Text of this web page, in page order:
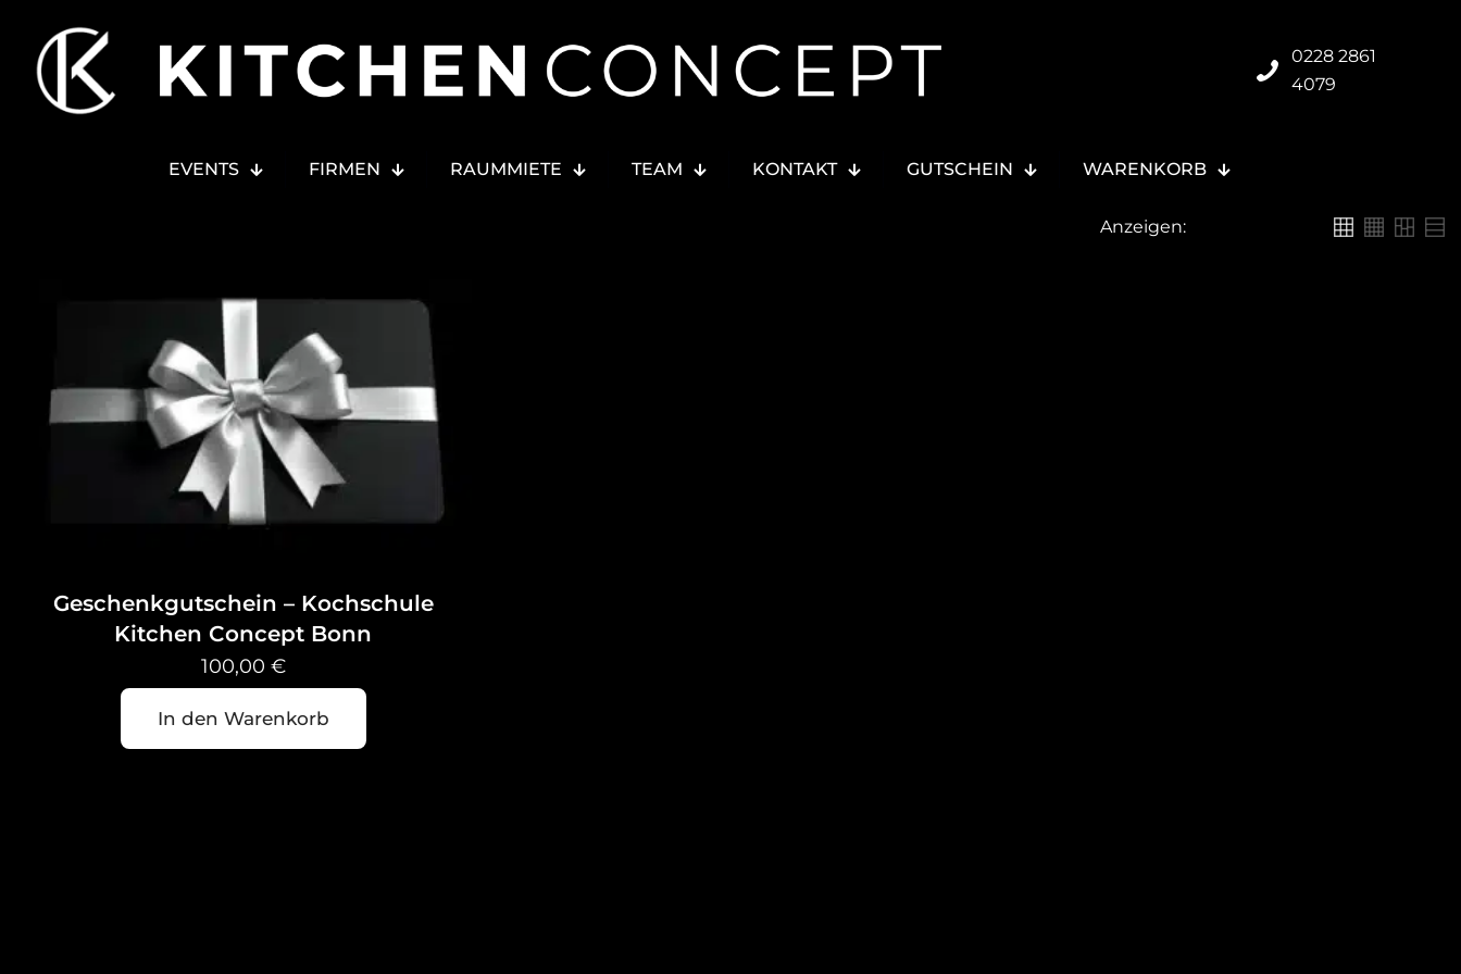
0228 2861
4079
EVENTS FIRMEN RAUMMIETE TEAM KONTAKT GUTSCHEIN WARENKORB
Anzeigen:
Geschenkgutschein – Kochschule
Kitchen Concept Bonn
100,00 €
In den Warenkorb